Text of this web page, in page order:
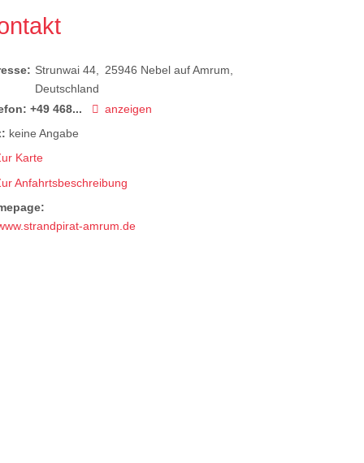
Strunwai 44 25946 Nebel auf Amrum
Deutschland
+49 468...
anzeigen
keine Angabe
Karte
Anfahrtsbeschreibung
amrum.de